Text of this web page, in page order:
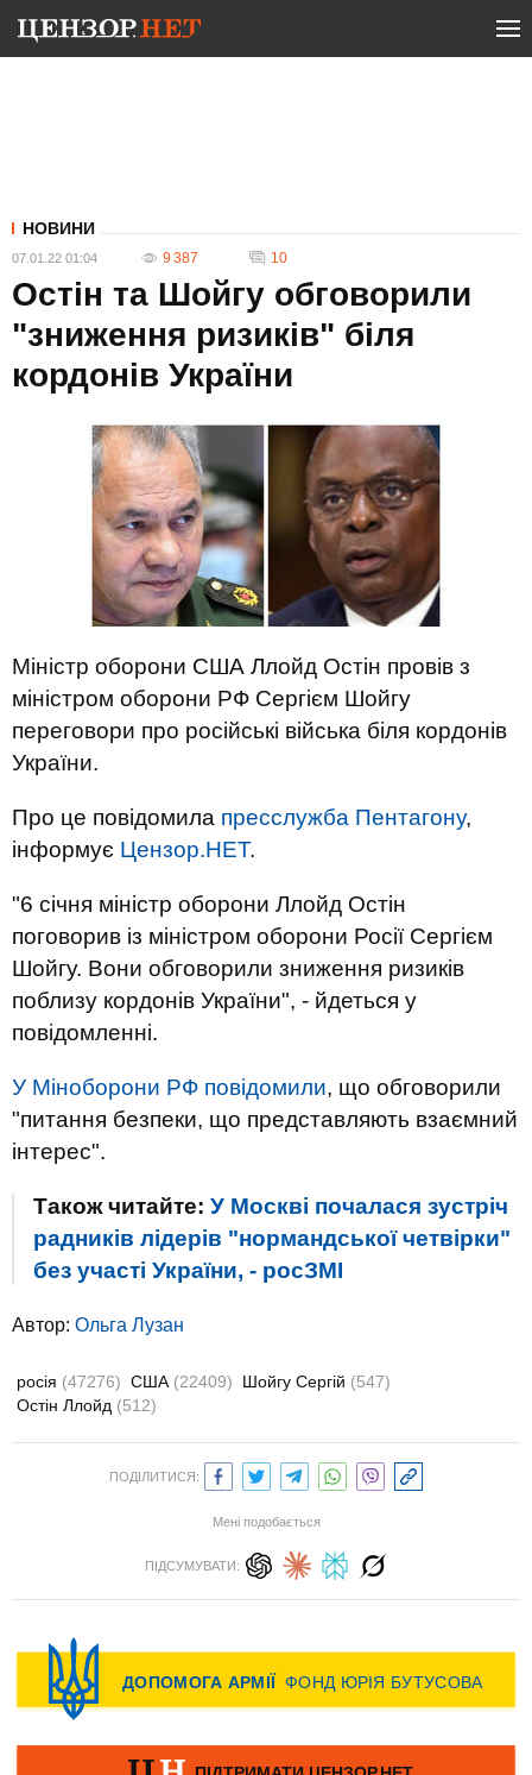
НОВИНИ
07.01.22 01:04 9 387 10
Остін та Шойгу обговорили
"зниження ризиків" біля
кордонів України
Міністр оборони США Ллойд Остін провів з
міністром оборони РФ Сергієм Шойгу
переговори про російські війська біля кордонів
України.
Про це повідомила пресслужба Пентагону,
інформує Цензор.НЕТ.
"6 січня міністр оборони Ллойд Остін
поговорив із міністром оборони Росії Сергієм
Шойгу. Вони обговорили зниження ризиків
поблизу кордонів України", - йдеться у
повідомленні.
У Міноборони РФ повідомили, що обговорили
"питання безпеки, що представляють взаємний
інтерес".
Також читайте: ​У Москві почалася зустріч
радників лідерів "нормандської четвірки"
без участі України, - росЗМІ
Автор: Ольга Лузан
росія (47276) США (22409) Шойгу Сергій (547)
Остін Ллойд (512)
ПОДІЛИТИСЯ:
Мені подобається
ПІДСУМУВАТИ: